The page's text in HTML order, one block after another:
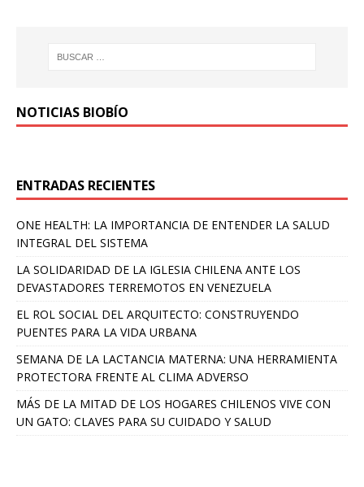
NOTICIAS BIOBÍO
ENTRADAS RECIENTES
ONE HEALTH: LA IMPORTANCIA DE ENTENDER LA SALUD
INTEGRAL DEL SISTEMA
LA SOLIDARIDAD DE LA IGLESIA CHILENA ANTE LOS
DEVASTADORES TERREMOTOS EN VENEZUELA
EL ROL SOCIAL DEL ARQUITECTO: CONSTRUYENDO
PUENTES PARA LA VIDA URBANA
SEMANA DE LA LACTANCIA MATERNA: UNA HERRAMIENTA
PROTECTORA FRENTE AL CLIMA ADVERSO
MÁS DE LA MITAD DE LOS HOGARES CHILENOS VIVE CON
UN GATO: CLAVES PARA SU CUIDADO Y SALUD